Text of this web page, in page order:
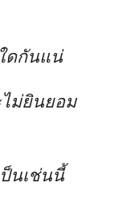
ดกันแน่
ม่ยินยอม
นเช่นนี้